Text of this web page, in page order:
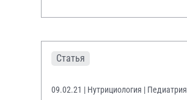
Статья
09.02.21 | Нутрициология | Педиатрия